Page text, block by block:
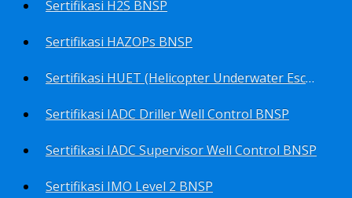
Sertifikasi H2S BNSP
Sertifikasi HAZOPs BNSP
Sertifikasi HUET (Helicopter Underwater Escape Training) BNSP
Sertifikasi IADC Driller Well Control BNSP
Sertifikasi IADC Supervisor Well Control BNSP
Sertifikasi IMO Level 2 BNSP